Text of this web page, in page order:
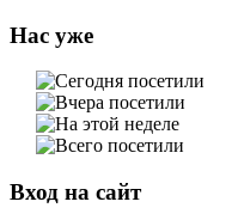
Нас уже
Вход на сайт